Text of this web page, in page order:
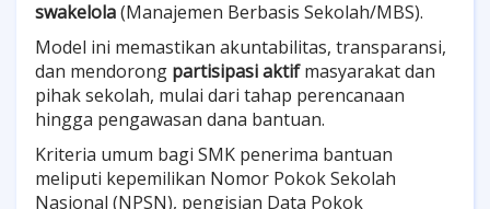
swakelola(Manajemen Berbasis Sekolah/MBS).
Model ini memastikan akuntabilitas, transparansi,
dan mendorong partisipasi aktifmasyarakat dan
pihak sekolah, mulai dari tahap perencanaan
hingga pengawasan dana bantuan.
Kriteria umum bagi SMK penerima bantuan
meliputi kepemilikan Nomor Pokok Sekolah
Nasional (NPSN), pengisian Data Pokok